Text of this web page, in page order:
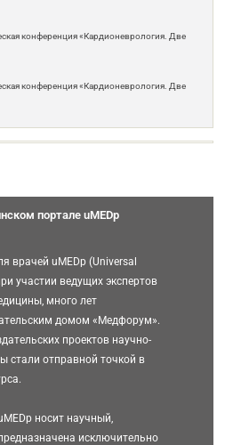
конференция «Кардионеврология. Две
конференция «Кардионеврология. Две
портале uMEDp
врачей uMEDp (Universal
участии ведущих экспертов
много лет
домом «Медфорум».
проектов научно-
стали отправной точкой в
носит научный,
исключительно